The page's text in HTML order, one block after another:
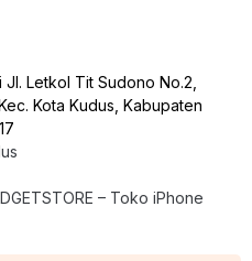
Jl. Letkol Tit Sudono No.2,
Kota Kudus, Kabupaten
– Toko iPhone